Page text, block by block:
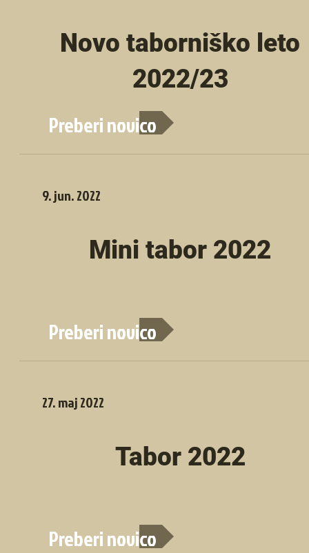
Novo taborniško leto
2022/23
Preberi novico
9. jun. 2022
Mini tabor 2022
Preberi novico
27. maj 2022
Tabor 2022
Preberi novico